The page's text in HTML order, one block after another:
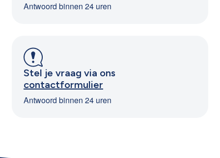
Antwoord binnen 24 uren
Stel je vraag via ons
contactformulier
Antwoord binnen 24 uren